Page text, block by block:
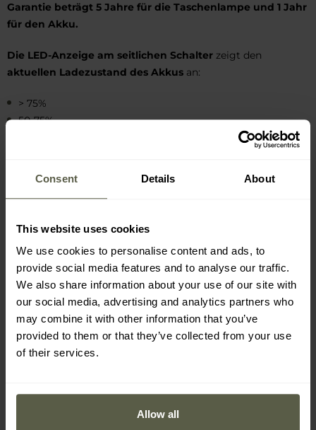
Consent Details About
This website uses cookies
We use cookies to personalise content and ads, to
provide social media features and to analyse our traffic.
We also share information about your use of our site with
our social media, advertising and analytics partners who
may combine it with other information that you’ve
provided to them or that they’ve collected from your use
of their services.
Allow all
Garantie beträgt 5 Jahre für die Taschenlampe und 1 Jahr
für den Akku.
Die LED-Anzeige am seitlichen Schalter zeigt den
aktuellen Ladezustand des Akkus an:
> 75%
50-75%